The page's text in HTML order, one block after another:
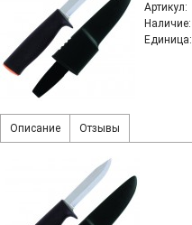
Артикул:
Наличие:
Единица:
Описание Отзывы